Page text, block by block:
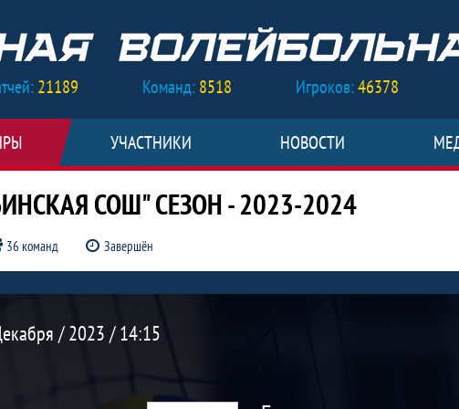
21189 Команд:8518 Игроков:46378
УЧАСТНИКИ НОВОСТИ
СОШ" СЕЗОН - 2023-2024
36 команд Завершён
2 : 0 Буран, Внутришкольный МБОУ
/ 2023 / 14:15